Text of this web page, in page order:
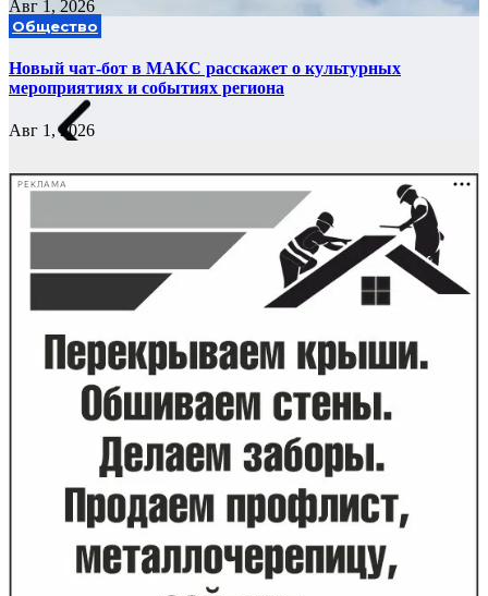
Авг 1, 2026
Общество
Новый чат-бот в МАКС расскажет о культурных
мероприятиях и событиях региона
Авг 1, 2026
РЕКЛАМА